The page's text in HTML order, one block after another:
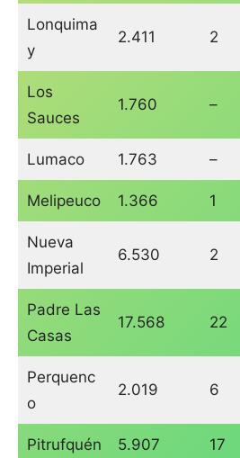
Lonquima
y
2.411 2
Los
Sauces
1.760 –
Lumaco 1.763 –
Melipeuco 1.366 1
Nueva
Imperial
6.530 2
Padre Las
Casas
17.568 22
Perquenc
o
2.019 6
Pitrufquén 5.907 17